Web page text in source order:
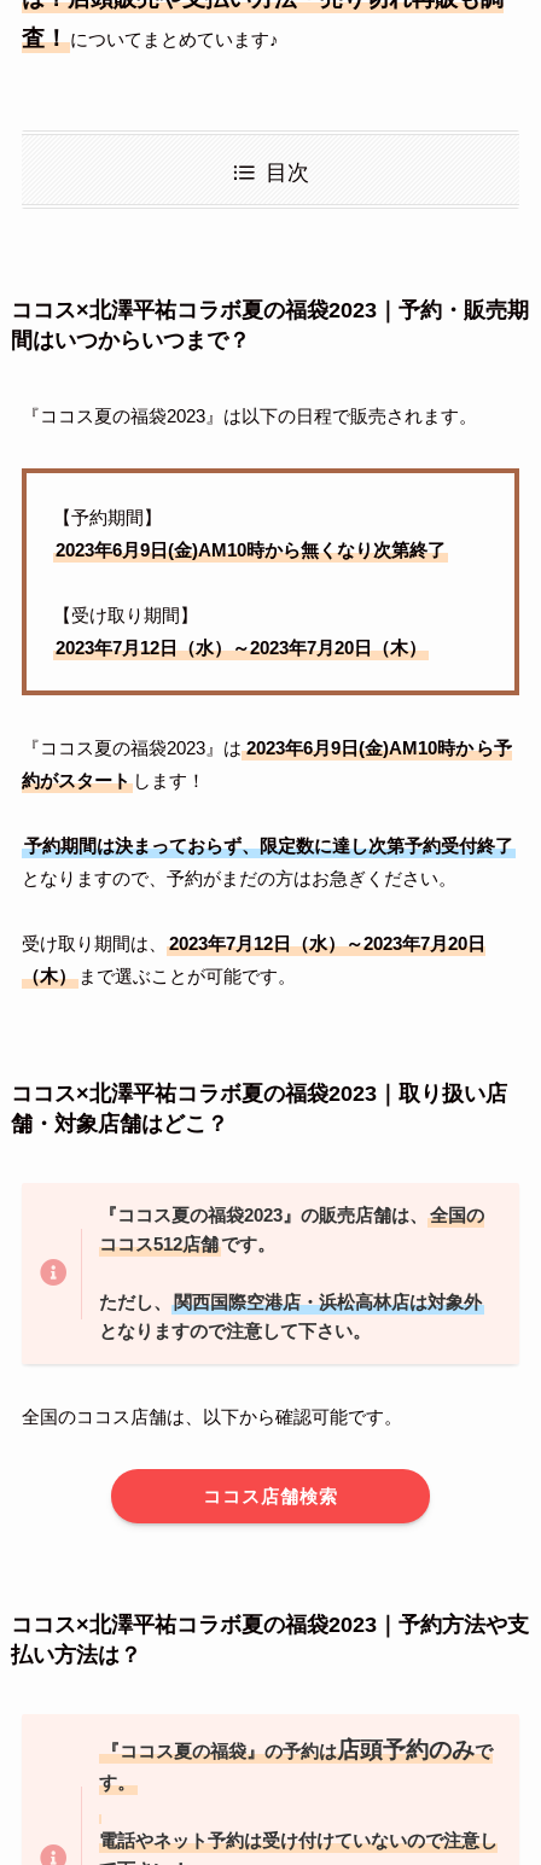
査！についてまとめています♪
目次
ココス×北澤平祐コラボ夏の福袋2023｜予約・販売期
間はいつからいつまで？
『ココス夏の福袋2023』は以下の日程で販売されます。
【予約期間】
2023年6月9日(金)AM10時から無くなり次第終了
【受け取り期間】
2023年7月12日（水）～2023年7月20日（木）
『ココス夏の福袋2023』は 2023年6月9日(金)AM10時から予
約がスタートします！
予約期間は決まっておらず、限定数に達し次第予約受付終了
となりますので、予約がまだの方はお急ぎください。
受け取り期間は、
2023年7月12日（水）～2023年7月20日
（木）まで選ぶことが可能です。
ココス×北澤平祐コラボ夏の福袋2023｜取り扱い店
舗・対象店舗はどこ？
『ココス夏の福袋2023』の販売店舗は、
全国の
ココス512店舗です。
ただし、
関西国際空港店・浜松高林店は対象外
となりますので注意して下さい。
全国のココス店舗は、以下から確認可能です。
ココス店舗検索
ココス×北澤平祐コラボ夏の福袋2023｜予約方法や支
払い方法は？
『ココス夏の福袋』の予約は店頭予約のみで
す。
電話やネット予約は受け付けていないので注意し